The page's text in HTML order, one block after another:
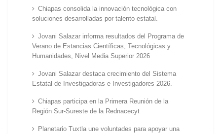
Chiapas consolida la innovación tecnológica con
soluciones desarrolladas por talento estatal.
Jovani Salazar informa resultados del Programa de
Verano de Estancias Científicas, Tecnológicas y
Humanidades, Nivel Media Superior 2026
Jovani Salazar destaca crecimiento del Sistema
Estatal de Investigadoras e Investigadores 2026.
Chiapas participa en la Primera Reunión de la
Región Sur-Sureste de la Rednacecyt
Planetario Tuxtla une voluntades para apoyar una